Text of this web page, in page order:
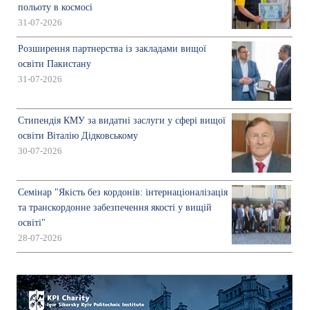
польоту в космосі
31-07-2026
Розширення партнерства із закладами вищої
освіти Пакистану
31-07-2026
Стипендія КМУ за видатні заслуги у сфері вищої
освіти Віталію Дідковському
30-07-2026
Семінар "Якість без кордонів: інтернаціоналізація
та транскордонне забезпечення якості у вищій
освіті"
28-07-2026